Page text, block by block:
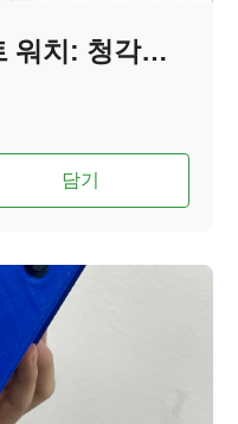
청각장애인용 스마트 워치: 청각의 촉각화
담기